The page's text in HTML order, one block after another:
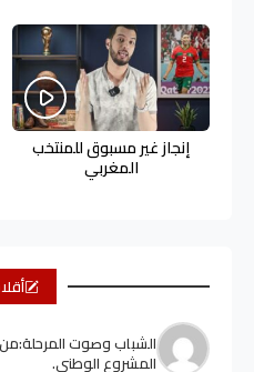
إنجاز غير مسبوق للمنتخب
المغربي
الشباب وصوت
المشروع الوطني.